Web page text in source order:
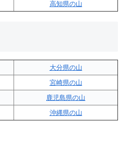
高知県の山
大分県の山
宮崎県の山
鹿児島県の山
沖縄県の山